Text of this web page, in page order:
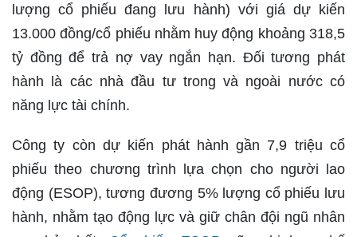
lượng cổ phiếu đang lưu hành) với giá dự kiến
13.000 đồng/cổ phiếu nhằm huy động khoảng 318,5
tỷ đồng để trả nợ vay ngắn hạn. Đối tương phát
hành là các nhà đầu tư trong và ngoài nước có
năng lực tài chính.
Công ty còn dự kiến phát hành gần 7,9 triệu cổ
phiếu theo chương trình lựa chọn cho người lao
động (ESOP), tương đương 5% lượng cổ phiếu lưu
hành, nhằm tạo động lực và giữ chân đội ngũ nhân